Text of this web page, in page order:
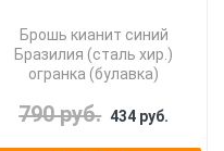
Брошь кианит синий
Бразилия (сталь хир.)
огранка (булавка)
790 руб. 434 руб.